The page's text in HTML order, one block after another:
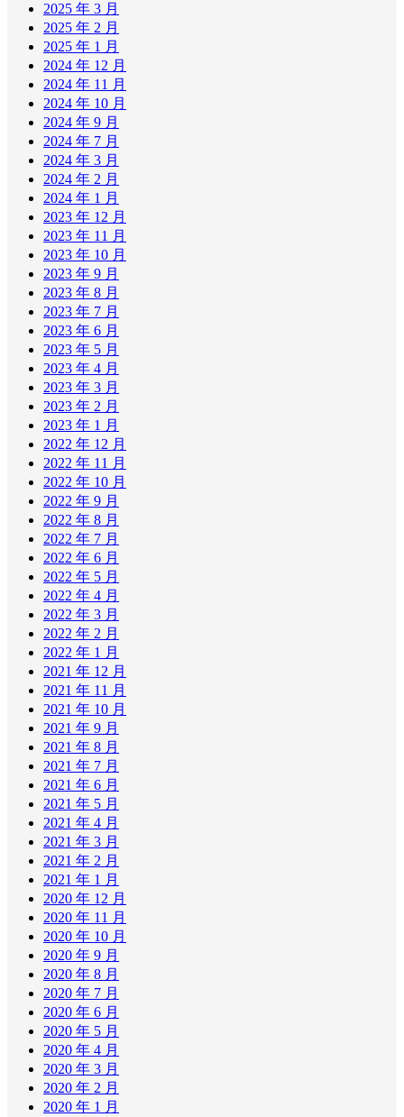
2025 年 3 月
2025 年 2 月
2025 年 1 月
2024 年 12 月
2024 年 11 月
2024 年 10 月
2024 年 9 月
2024 年 7 月
2024 年 3 月
2024 年 2 月
2024 年 1 月
2023 年 12 月
2023 年 11 月
2023 年 10 月
2023 年 9 月
2023 年 8 月
2023 年 7 月
2023 年 6 月
2023 年 5 月
2023 年 4 月
2023 年 3 月
2023 年 2 月
2023 年 1 月
2022 年 12 月
2022 年 11 月
2022 年 10 月
2022 年 9 月
2022 年 8 月
2022 年 7 月
2022 年 6 月
2022 年 5 月
2022 年 4 月
2022 年 3 月
2022 年 2 月
2022 年 1 月
2021 年 12 月
2021 年 11 月
2021 年 10 月
2021 年 9 月
2021 年 8 月
2021 年 7 月
2021 年 6 月
2021 年 5 月
2021 年 4 月
2021 年 3 月
2021 年 2 月
2021 年 1 月
2020 年 12 月
2020 年 11 月
2020 年 10 月
2020 年 9 月
2020 年 8 月
2020 年 7 月
2020 年 6 月
2020 年 5 月
2020 年 4 月
2020 年 3 月
2020 年 2 月
2020 年 1 月